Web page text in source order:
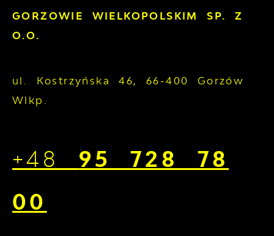
GORZOWIE WIELKOPOLSKIM SP. Z
O.O.
ul. Kostrzyńska 46, 66-400 Gorzów
Wlkp.
+48 95 728 78
00